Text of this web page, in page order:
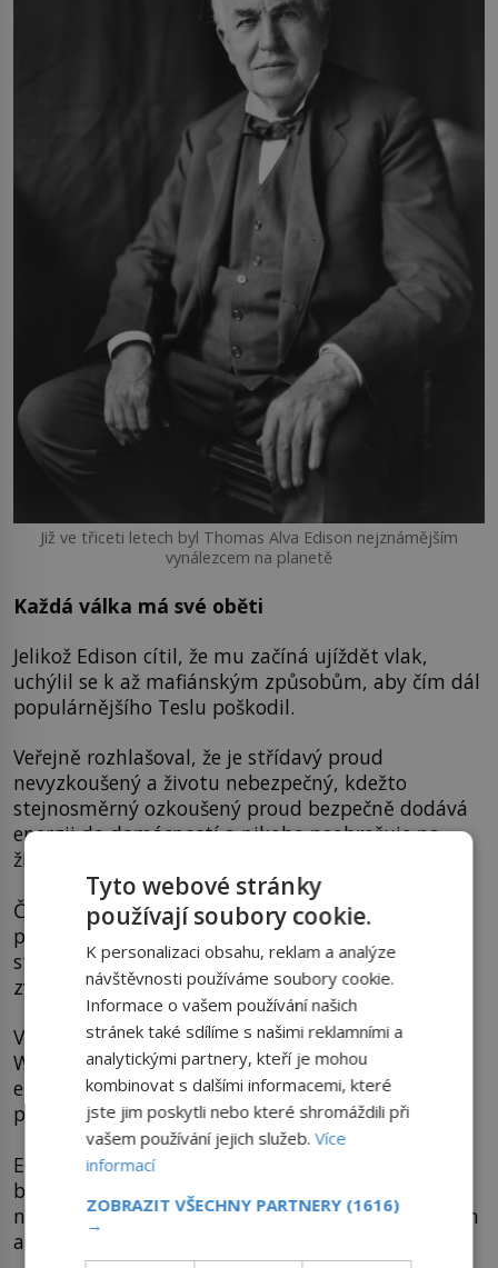
Již ve třiceti letech byl Thomas Alva Edison nejznámějším
vynálezcem na planetě
Každá válka má své oběti
Jelikož Edison cítil, že mu začíná ujíždět vlak,
uchýlil se k až mafiánským způsobům, aby čím dál
populárnějšího Teslu poškodil.
Veřejně rozhlašoval, že je střídavý proud
nevyzkoušený a životu nebezpečný, kdežto
stejnosměrný ozkoušený proud bezpečně dodává
energii do domácností a nikoho neohrožuje na
životě.
Časem se nebál stupňovat svá prohlášení a
podpořit je veřejnými prezentacemi, při kterých
střídavým proudem před zraky publika zabíjel
zvířata.
Vrcholem bylo, když i přes hlasité protesty
Westinghouse došlo k první popravě na
elektrickém křesle právě za pomoci střídavého
proudu.
Edison naoko tvrdil, že půjde o rychlou a
bezbolestnou smrt, kdežto odsouzený vězeň
několik minut strašlivě trpěl a přihlížející s křikem
a zvracením protestovali, než opravdu zemřel.
Tyto webové stránky
používají soubory cookie.
K personalizaci obsahu, reklam a analýze
návštěvnosti používáme soubory cookie.
Informace o vašem používání našich
stránek také sdílíme s našimi reklamními a
analytickými partnery, kteří je mohou
kombinovat s dalšími informacemi, které
jste jim poskytli nebo které shromáždili při
vašem používání jejich služeb.Více
informací
ZOBRAZIT VŠECHNY PARTNERY (1616)
→